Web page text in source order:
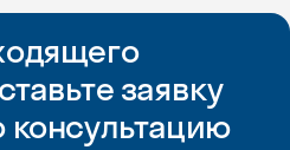
заявку
консультацию